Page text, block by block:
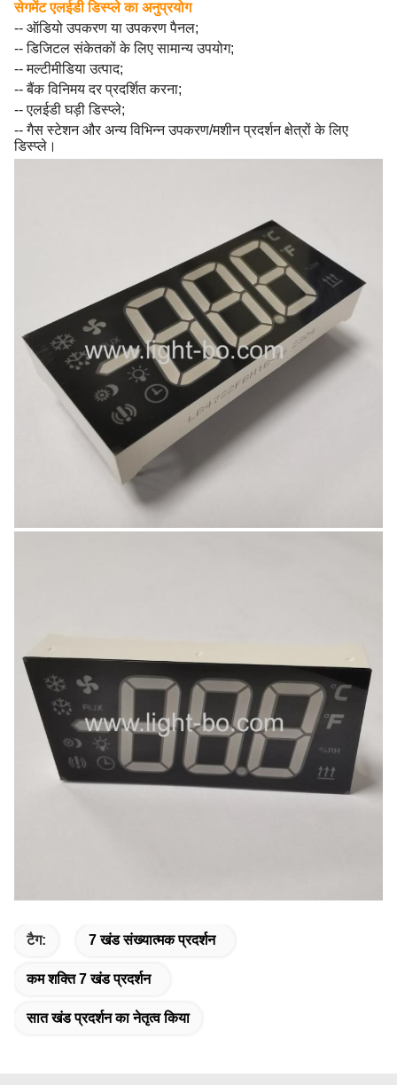
सेगमेंट एलईडी डिस्प्ले का अनुप्रयोग
-- ऑडियो उपकरण या उपकरण पैनल;
-- डिजिटल संकेतकों के लिए सामान्य उपयोग;
-- मल्टीमीडिया उत्पाद;
-- बैंक विनिमय दर प्रदर्शित करना;
-- एलईडी घड़ी डिस्प्ले;
-- गैस स्टेशन और अन्य विभिन्न उपकरण/मशीन प्रदर्शन क्षेत्रों के लिए
डिस्प्ले।
टैग: 7 खंड संख्यात्मक प्रदर्शन
कम शक्ति 7 खंड प्रदर्शन
सात खंड प्रदर्शन का नेतृत्व किया